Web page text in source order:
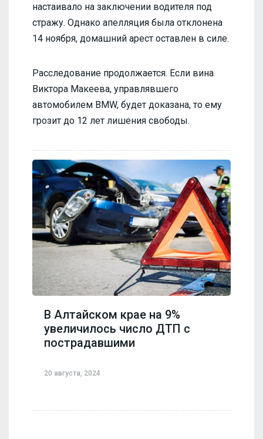
настаивало на заключении водителя под
стражу. Однако апелляция была отклонена
14 ноября, домашний арест оставлен в силе.
Расследование продолжается. Если вина
Виктора Макеева, управлявшего
автомобилем BMW, будет доказана, то ему
грозит до 12 лет лишения свободы.
В Алтайском крае на 9%
увеличилось число ДТП с
пострадавшими
20 августа, 2024